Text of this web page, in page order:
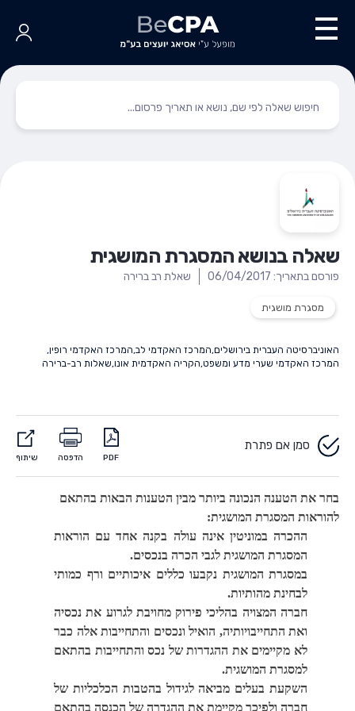
שאלה בנושא המסגרת המושגית
פורסם בתאריך: 06/04/2017 שאלת רב ברירה
מסגרת מושגית
האוניברסיטה העברית בירושלים,המרכז האקדמי לב,המרכז האקדמי רופין,
המרכז האקדמי שערי מדע ומשפט,הקריה האקדמית אונו,שאלות רב-ברירה
סמן אם פתרת
PDF הדפסה שיתוף
בחר את הטענה הנכונה ביותר מבין הטענות הבאות בהתאם
להוראות המסגרת המושגית:
ההכרה במוניטין אינה עולה בקנה אחד עם הוראות
המסגרת המושגית לגבי הכרה בנכסים.
במסגרת המושגית נקבעו כללים איכותיים ורף כמותי
לבחינת מהותיות.
חברה המצויה בהליכי פירוק מחויבת לגרוע את נכסיה
ואת התחייבויותיה, הואיל ונכסים והתחייבות אלה כבר
לא מקיימים את ההגדרות של נכס והתחייבות בהתאם
למסגרת המושגית.
השקעת בעלים מביאה לגידול בהטבות הכלכליות של
חברה ולפיכך מקיימת את ההגדרה של הכנסה בהתאם